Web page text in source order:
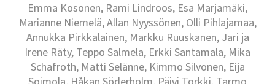
Emma Kosonen, Rami Lindroos, Esa Marjamäki,
Marianne Niemelä, Allan Nyyssönen, Olli Pihlajamaa,
Annukka Pirkkalainen, Markku Ruuskanen, Jari ja
Irene Räty, Teppo Salmela, Erkki Santamala, Mika
Schafroth, Matti Selänne, Kimmo Silvonen, Eija